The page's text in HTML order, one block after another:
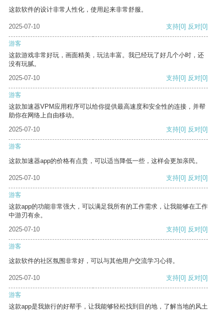
这款软件的设计非常人性化，使用起来非常舒服。
2025-07-10 支持[0] 反对[0]
游客
这款游戏非常好玩，画面精美，玩法丰富。我已经玩了好几个小时，还
没有玩腻。
2025-07-10
支持[0] 反对[0]
游客
这款加速器VPM应用程序可以给你提供最高速度和安全性的连接，并帮
助你在网络上自由移动。
2025-07-10
支持[0] 反对[0]
游客
这款加速器app的价格有点贵，可以适当降低一些，这样会更加亲民。
2025-07-10 支持[0] 反对[0]
游客
这款app的功能非常强大，可以满足我所有的工作需求，让我能够在工作
中游刃有余。
2025-07-10
支持[0] 反对[0]
游客
这款软件的社区氛围非常好，可以与其他用户交流学习心得。
2025-07-10 支持[0] 反对[0]
游客
这款app是我旅行的好帮手，让我能够轻松找到目的地，了解当地的风土